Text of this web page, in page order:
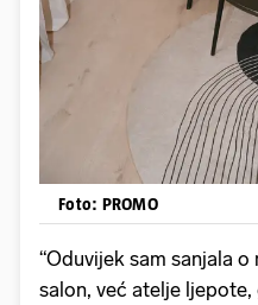
Foto: PROMO
“Oduvijek sam sanjala
salon, već atelje